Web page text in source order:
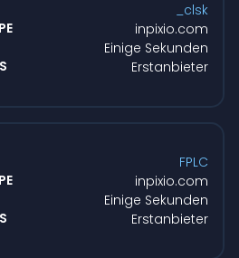
_clsk
inpixio.com
Einige Sekunden
Erstanbieter
FPLC
inpixio.com
Einige Sekunden
Erstanbieter